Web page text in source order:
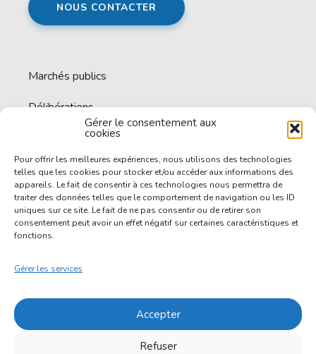
Gérer le consentement aux
cookies
Pour offrir les meilleures expériences, nous utilisons des technologies
telles que les cookies pour stocker et/ou accéder aux informations des
appareils. Le fait de consentir à ces technologies nous permettra de
traiter des données telles que le comportement de navigation ou les ID
uniques sur ce site. Le fait de ne pas consentir ou de retirer son
consentement peut avoir un effet négatif sur certaines caractéristiques et
fonctions.
Gérer les services
Accepter
Refuser
NOUS CONTACTER
Marchés publics
Délibérations
Espace documentaire
Offres d’emploi
Accessibilité